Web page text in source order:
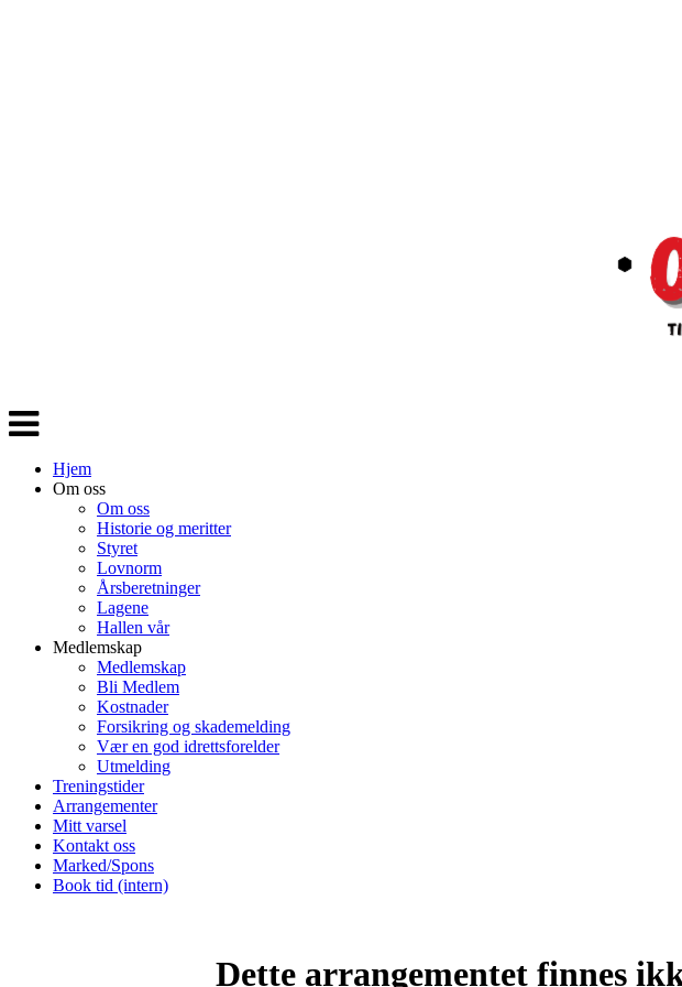
Veksle
navigasjon
Hjem
Om oss
Om oss
Historie og meritter
Styret
Lovnorm
Årsberetninger
Lagene
Hallen vår
Medlemskap
Medlemskap
Bli Medlem
Kostnader
Forsikring og skademelding
Vær en god idrettsforelder
Utmelding
Treningstider
Arrangementer
Mitt varsel
Kontakt oss
Marked/Spons
Book tid (intern)
Dette arrangementet finnes